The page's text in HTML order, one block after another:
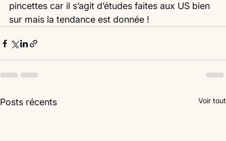
pincettes car il s’agit d’études faites aux US bien
sur mais la tendance est donnée !
Posts récents Voir tout